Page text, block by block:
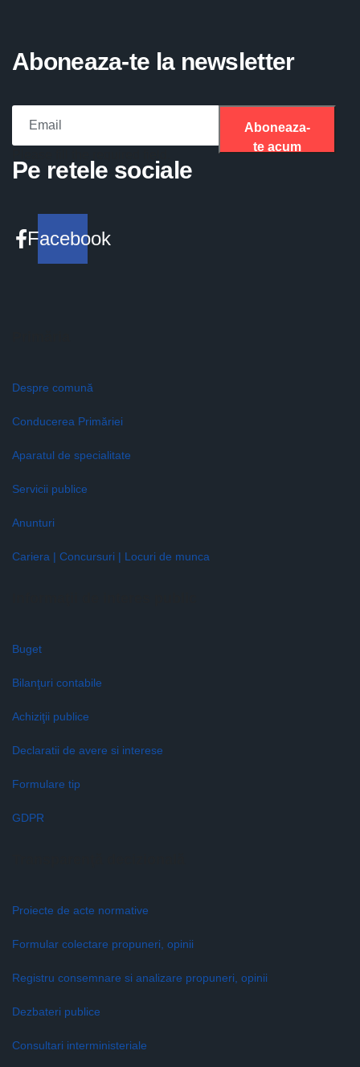
Aboneaza-te la newsletter
Aboneaza-
te acum
Pe retele sociale
Facebook
Despre comună
Conducerea Primăriei
Aparatul de specialitate
Servicii publice
Anunturi
Cariera | Concursuri | Locuri de munca
Buget
Bilanţuri contabile
Achiziţii publice
Declaratii de avere si interese
Formulare tip
GDPR
Proiecte de acte normative
Formular colectare propuneri, opinii
Registru consemnare si analizare propuneri, opinii
Dezbateri publice
Consultari interministeriale